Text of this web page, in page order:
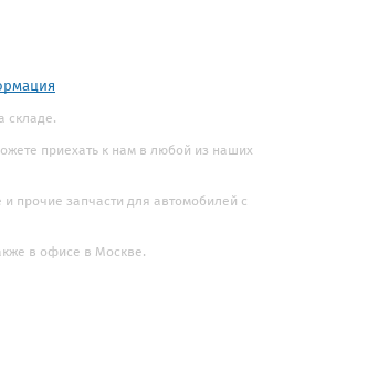
складе.
приехать к нам в любой из наших
прочие запчасти для автомобилей с
в офисе в Москве.